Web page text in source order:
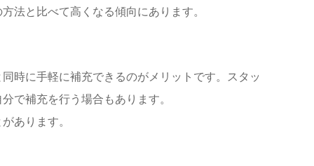
法と比べて高くなる傾向にあります。
時に手軽に補充できるのがメリットです。スタッ
で補充を行う場合もあります。
あります。